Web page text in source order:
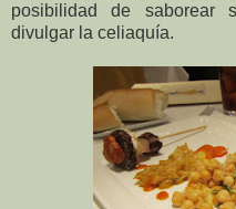
posibilidad de saborear
divulgar la celiaquía.